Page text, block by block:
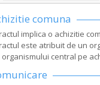
comuna
implica o achizitie
este atribuit de un
organismului central pe